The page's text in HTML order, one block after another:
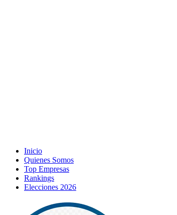
Inicio
Quienes Somos
Top Empresas
Rankings
Elecciones 2026